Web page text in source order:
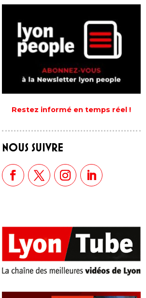
Restez informé en temps réel !
NOUS SUIVRE